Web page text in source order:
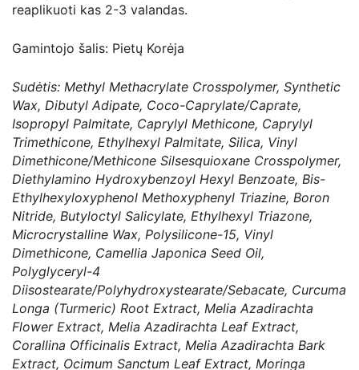
reaplikuoti kas 2-3 valandas.
Gamintojo šalis: Pietų Korėja
Sudėtis: Methyl Methacrylate Crosspolymer, Synthetic
Wax, Dibutyl Adipate, Coco-Caprylate/Caprate,
Isopropyl Palmitate, Caprylyl Methicone, Caprylyl
Trimethicone, Ethylhexyl Palmitate, Silica, Vinyl
Dimethicone/Methicone Silsesquioxane Crosspolymer,
Diethylamino Hydroxybenzoyl Hexyl Benzoate, Bis-
Ethylhexyloxyphenol Methoxyphenyl Triazine, Boron
Nitride, Butyloctyl Salicylate, Ethylhexyl Triazone,
Microcrystalline Wax, Polysilicone-15, Vinyl
Dimethicone, Camellia Japonica Seed Oil,
Polyglyceryl-4
Diisostearate/Polyhydroxystearate/Sebacate, Curcuma
Longa (Turmeric) Root Extract, Melia Azadirachta
Flower Extract, Melia Azadirachta Leaf Extract,
Corallina Officinalis Extract, Melia Azadirachta Bark
Extract, Ocimum Sanctum Leaf Extract, Moringa